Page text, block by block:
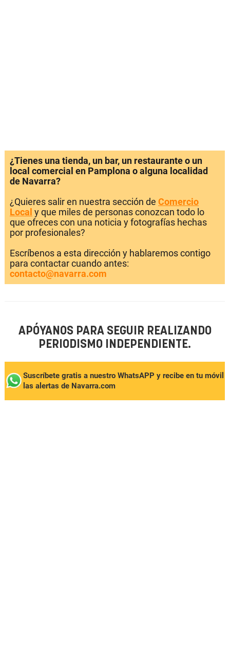
¿Tienes una tienda, un bar, un restaurante o un
local comercial en Pamplona o alguna localidad
de Navarra?
¿Quieres salir en nuestra sección de Comercio
Local y que miles de personas conozcan todo lo
que ofreces con una noticia y fotografías hechas
por profesionales?
Escríbenos a esta dirección y hablaremos contigo
para contactar cuando antes:
contacto@navarra.com
APÓYANOS PARA SEGUIR REALIZANDO
PERIODISMO INDEPENDIENTE.
Suscríbete gratis a nuestro WhatsAPP y recibe en tu móvil
las alertas de Navarra.com